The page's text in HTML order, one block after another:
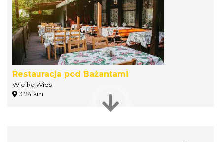
Restauracja pod Bażantami
Wielka Wieś
3.24 km